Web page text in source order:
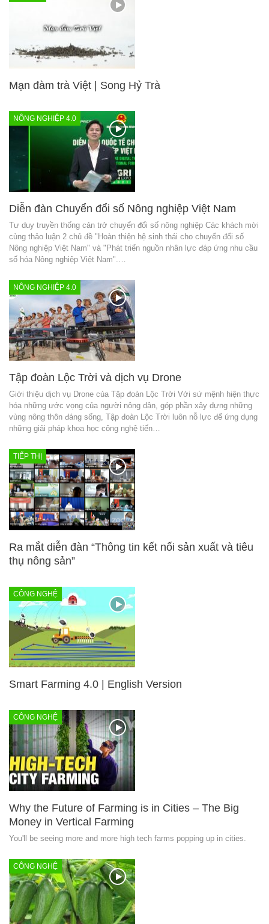
Mạn đàm trà Việt | Song Hỷ Trà
NÔNG NGHIỆP 4.0
Diễn đàn Chuyển đổi số Nông nghiệp Việt Nam
Tư duy truyền thống cản trở chuyển đổi số nông nghiệp Các khách mời
cùng thảo luận 2 chủ đề "Hoàn thiện hệ sinh thái cho chuyển đổi số
Nông nghiệp Việt Nam" và "Phát triển nguồn nhân lực đáp ứng nhu cầu
số hóa Nông nghiệp Việt Nam".…
NÔNG NGHIỆP 4.0
Tập đoàn Lộc Trời và dịch vụ Drone
Giới thiệu dịch vụ Drone của Tập đoàn Lộc Trời Với sứ mệnh hiện thực
hóa những ước vọng của người nông dân, góp phần xây dựng những
vùng nông thôn đáng sống, Tập đoàn Lộc Trời luôn nỗ lực để ứng dụng
những giải pháp khoa học công nghệ tiến…
TIẾP THỊ
Ra mắt diễn đàn “Thông tin kết nối sản xuất và tiêu
thụ nông sản”
CÔNG NGHỆ
Smart Farming 4.0 | English Version
CÔNG NGHỆ
Why the Future of Farming is in Cities – The Big
Money in Vertical Farming
You'll be seeing more and more high tech farms popping up in cities.
CÔNG NGHỆ